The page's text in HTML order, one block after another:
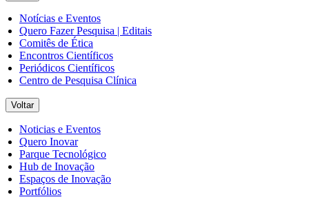
Notícias e Eventos
Quero Fazer Pesquisa | Editais
Comitês de Ética
Encontros Científicos
Periódicos Científicos
Centro de Pesquisa Clínica
Voltar
Noticias e Eventos
Quero Inovar
Parque Tecnológico
Hub de Inovação
Espaços de Inovação
Portfólios